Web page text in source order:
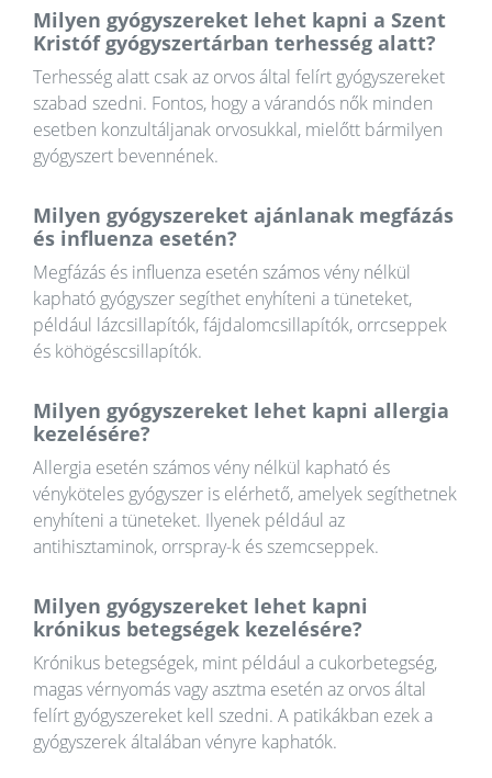
Milyen gyógyszereket lehet kapni a Szent
Kristóf gyógyszertárban terhesség alatt?
Terhesség alatt csak az orvos által felírt gyógyszereket
szabad szedni. Fontos, hogy a várandós nők minden
esetben konzultáljanak orvosukkal, mielőtt bármilyen
gyógyszert bevennének.
Milyen gyógyszereket ajánlanak megfázás
és influenza esetén?
Megfázás és influenza esetén számos vény nélkül
kapható gyógyszer segíthet enyhíteni a tüneteket,
például lázcsillapítók, fájdalomcsillapítók, orrcseppek
és köhögéscsillapítók.
Milyen gyógyszereket lehet kapni allergia
kezelésére?
Allergia esetén számos vény nélkül kapható és
vényköteles gyógyszer is elérhető, amelyek segíthetnek
enyhíteni a tüneteket. Ilyenek például az
antihisztaminok, orrspray-k és szemcseppek.
Milyen gyógyszereket lehet kapni
krónikus betegségek kezelésére?
Krónikus betegségek, mint például a cukorbetegség,
magas vérnyomás vagy asztma esetén az orvos által
felírt gyógyszereket kell szedni. A patikákban ezek a
gyógyszerek általában vényre kaphatók.